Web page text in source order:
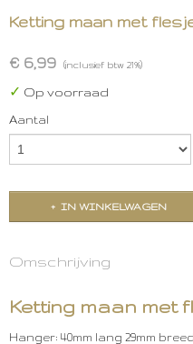
Ketting maan met
€ 6,99 (inclusief btw 21%)
✓ Op voorraad
Aantal
IN WINKELWAGEN
Omschrijving
Ketting maan met
Hanger: 40mm lang 29mm breed